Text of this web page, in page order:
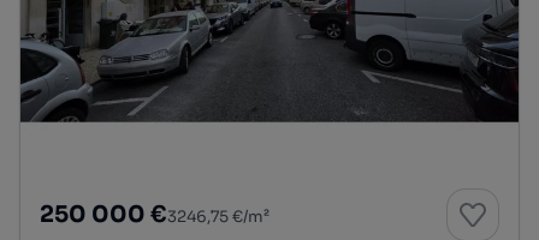
250 000 €3246,75 €/m²